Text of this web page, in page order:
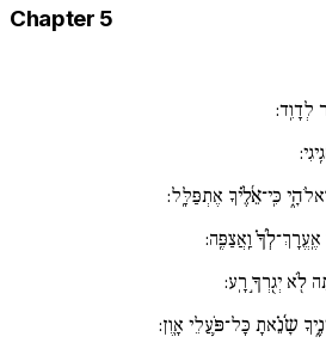
Chapter 5
לְדָוִֽד:
כִּֽי־אֵ֜לֶ֗יךָ אֶתְפַּלָּֽל:
וַֽאֲצַפֶּֽה:
לֹ֖א יְגֻֽרְךָ֣ רָֽע:
שָֹ֜נֵ֗אתָ כָּל־פֹּ֥עֲלֵי אָֽוֶן: